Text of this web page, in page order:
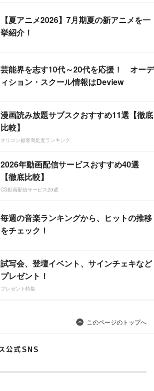
【夏アニメ2026】7月期夏の新アニメを一
挙紹介！
芸能界を志す10代～20代を応援！ オーデ
ィション・スクール情報はDeview
漫画読み放題サブスクおすすめ11選【徹底
比較】
オリコン顧客満足度ランキング
2026年動画配信サービスおすすめ40選
【徹底比較】
CS動画配信サービス20選
毎週の音楽ランキングから、ヒットの推移
をチェック！
試写会、登壇イベント、サインチェキなど
プレゼント！
プレゼント特集
このページのトップへ